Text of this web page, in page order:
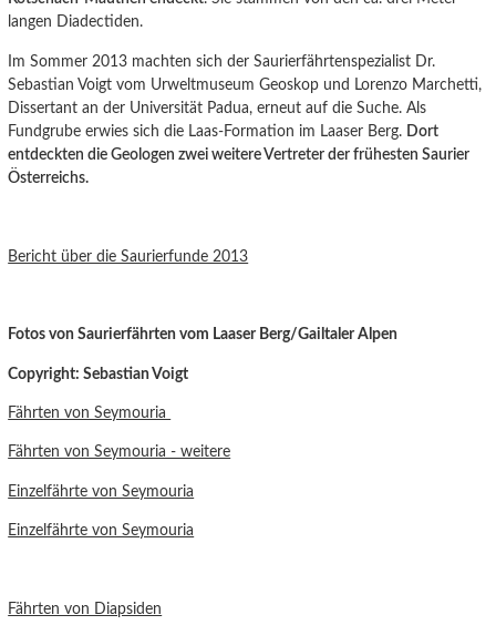
langen Diadectiden.
Im Sommer 2013 machten sich der Saurierfährtenspezialist Dr.
Sebastian Voigt vom Urweltmuseum Geoskop und Lorenzo Marchetti,
Dissertant an der Universität Padua, erneut auf die Suche. Als
Fundgrube erwies sich die Laas-Formation im Laaser Berg. Dort
entdeckten die Geologen zwei weitere Vertreter der frühesten Saurier
Österreichs.
Bericht über die Saurierfunde 2013
Fotos von Saurierfährten vom Laaser Berg/Gailtaler Alpen
Copyright: Sebastian Voigt
Fährten von Seymouria
Fährten von Seymouria - weitere
Einzelfährte von Seymouria
Einzelfährte von Seymouria
Fährten von Diapsiden